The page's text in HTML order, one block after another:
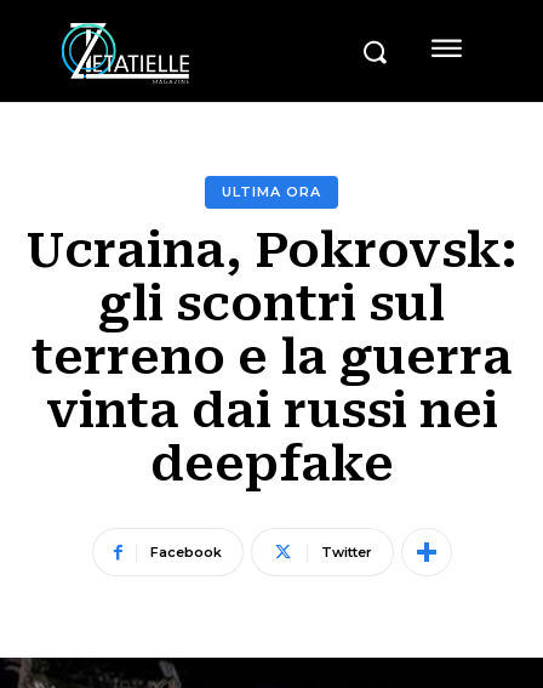
ULTIMA ORA
Ucraina, Pokrovsk:
gli scontri sul
terreno e la guerra
vinta dai russi nei
deepfake
Facebook Twitter